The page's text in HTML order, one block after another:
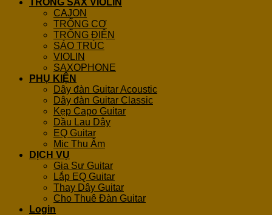
CAJON
TRỐNG CƠ
TRỐNG ĐIỆN
SÁO TRÚC
VIOLIN
SAXOPHONE
PHỤ KIỆN
Dây đàn Guitar Acoustic
Dây đàn Guitar Classic
Kẹp Capo Guitar
Dầu Lau Dây
EQ Guitar
Mic Thu Âm
DỊCH VỤ
Gia Sư Guitar
Lắp EQ Guitar
Thay Dây Guitar
Cho Thuê Đàn Guitar
Login